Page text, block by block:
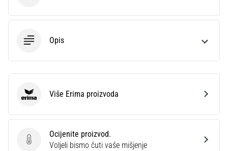
Opis
Ocijenite proizvod.
Ocijenite proizvod.
Voljeli bismo čuti vaše mišjenje
Erima Više Erima proizvoda